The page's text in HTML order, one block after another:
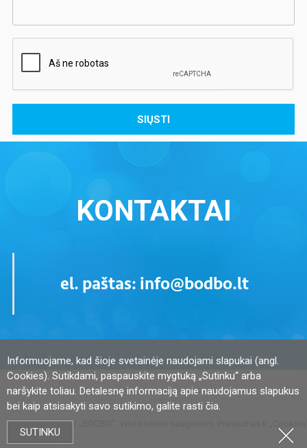
Informuojame, kad šioje svetainėje naudojami slapukai (angl.
Cookies). Sutikdami, paspauskite mygtuką „Sutinku“ arba
naršykite toliau. Detalesnę informaciją apie naudojamus slapukus
bei kaip atsisakyti savo sutikimo, galite rasti čia.
SUTINKU
SIŲSTI
KONTAKTAI
el. paštas: info@bodbo.lt
2014 © UAB „BODBO“. Visos teisės saugomos.